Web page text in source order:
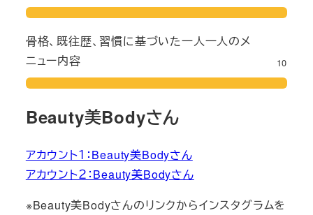
骨格、既往歴、習慣に基づいた一人一人のメ
ニュー内容
10
Beauty美Bodyさん
アカウント１：Beauty美Bodyさん
アカウント２：Beauty美Bodyさん
※Beauty美Bodyさんのリンクからインスタグラムを